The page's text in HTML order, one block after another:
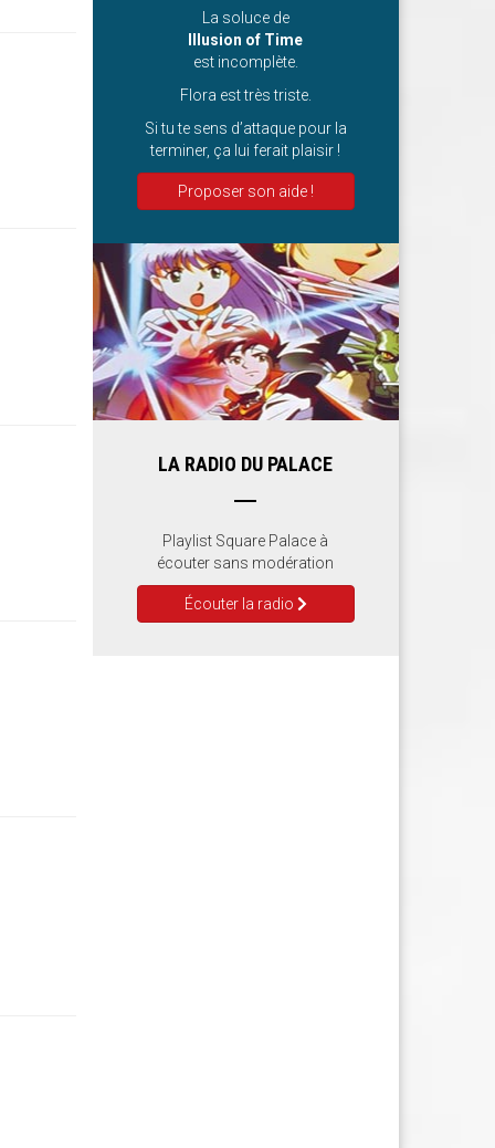
La soluce de
Illusion of Time
est incomplète.
Flora est très triste.
Si tu te sens d’attaque pour la
terminer, ça lui ferait plaisir !
Proposer son aide !
LA RADIO DU PALACE
Playlist Square Palace à
écouter sans modération
Écouter la radio